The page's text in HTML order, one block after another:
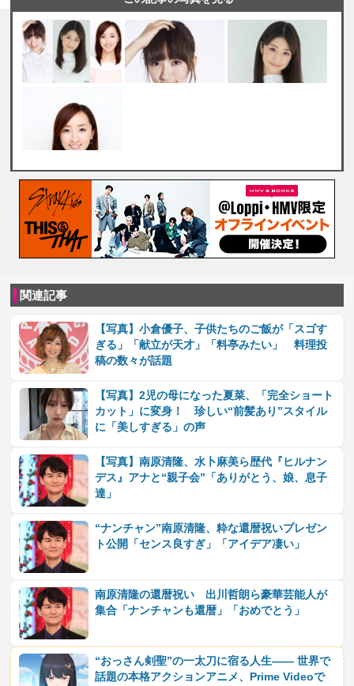
関連記事
【写真】小倉優子、子供たちのご飯が「スゴす
ぎる」「献立が天才」「料亭みたい」 料理投
稿の数々が話題
【写真】2児の母になった夏菜、「完全ショート
カット」に変身！ 珍しい“前髪あり”スタイル
に「美しすぎる」の声
【写真】南原清隆、水卜麻美ら歴代『ヒルナン
デス』アナと“親子会”「ありがとう、娘、息子
達」
“ナンチャン”南原清隆、粋な還暦祝いプレゼン
ト公開「センス良すぎ」「アイデア凄い」
南原清隆の還暦祝い 出川哲朗ら豪華芸能人が
集合「ナンチャンも還暦」「おめでとう」
“おっさん剣聖”の一太刀に宿る人生―― 世界で
話題の本格アクションアニメ、Prime Videoで